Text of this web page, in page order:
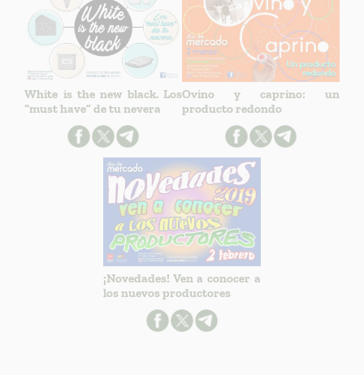
White is the new black. Los
“must have” de tu nevera
Ovino y caprino: un
producto redondo
¡Novedades! Ven a conocer a
los nuevos productores